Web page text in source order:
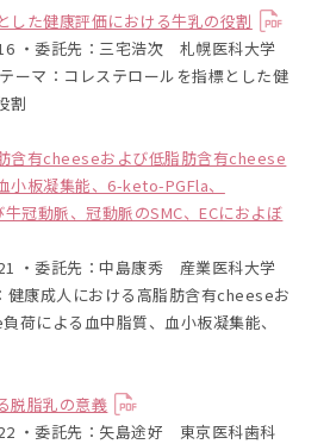
した健康評価における牛乳の役割
・委託先：三宅浩次 札幌医科大学
ーマ：コレステロールを指標とした健
割
含有cheeseおよび低脂肪含有cheese
小板凝集能、6-keto-PGFla、
冠動脈、冠動脈のSMC、ECにおよぼ
・委託先：中島康秀 産業医科大学
健康成人における高脂肪含有cheeseお
荷による血中脂質、血小板凝集能、
脱脂乳の意義
・委託先：矢島途好 東京医科歯科